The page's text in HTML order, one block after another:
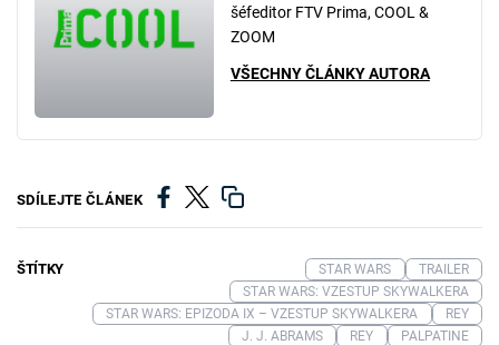
šéfeditor FTV Prima, COOL &
ZOOM
VŠECHNY ČLÁNKY AUTORA
SDÍLEJTE ČLÁNEK
ŠTÍTKY STAR WARS
TRAILER
STAR WARS: VZESTUP SKYWALKERA
STAR WARS: EPIZODA IX – VZESTUP SKYWALKERA
REY
J. J. ABRAMS
REY PALPATINE